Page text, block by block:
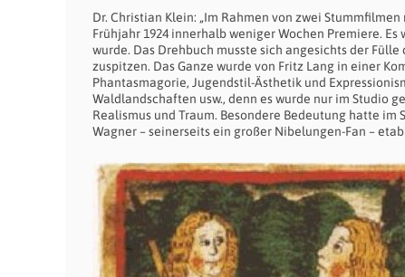
Dr. Christian Klein: „Im Rahmen von zwei
Frühjahr 1924 innerhalb weniger Wochen Premiere.
wurde. Das Drehbuch musste sich angesichts der
zuspitzen. Das Ganze wurde von Fritz Lang in einer
Phantasmagorie, Jugendstil-Ästhetik und
Waldlandschaften usw., denn es wurde nur im Studio
Realismus und Traum. Besondere Bedeutung hatte
Wagner – seinerseits ein großer Nibelungen-Fan –